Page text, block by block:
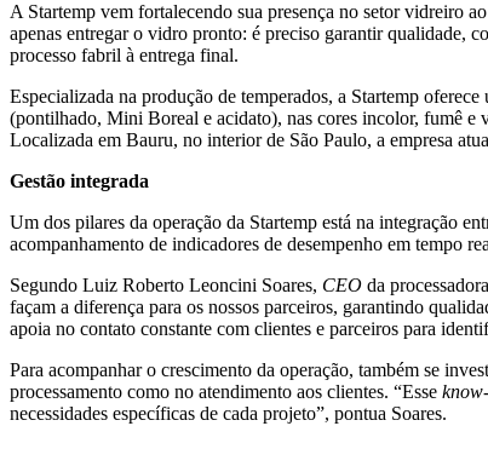
A Startemp vem fortalecendo sua presença no setor vidreiro
apenas entregar o vidro pronto: é preciso garantir qualidade,
processo fabril à entrega final.
Especializada na produção de temperados, a Startemp
(pontilhado, Mini Boreal e acidato), nas cores incolor, fumê e
Localizada em Bauru, no interior de São Paulo, a empresa
Gestão integrada
Um dos pilares da operação da Startemp está na integração
acompanhamento de indicadores de desempenho em tempo
Segundo Luiz Roberto Leoncini Soares, CEO da
façam a diferença para os nossos parceiros, garantindo
apoia no contato constante com clientes e parceiros para
Para acompanhar o crescimento da operação, também se
processamento como no atendimento aos clientes. “Esse
necessidades específicas de cada projeto”, pontua Soares.